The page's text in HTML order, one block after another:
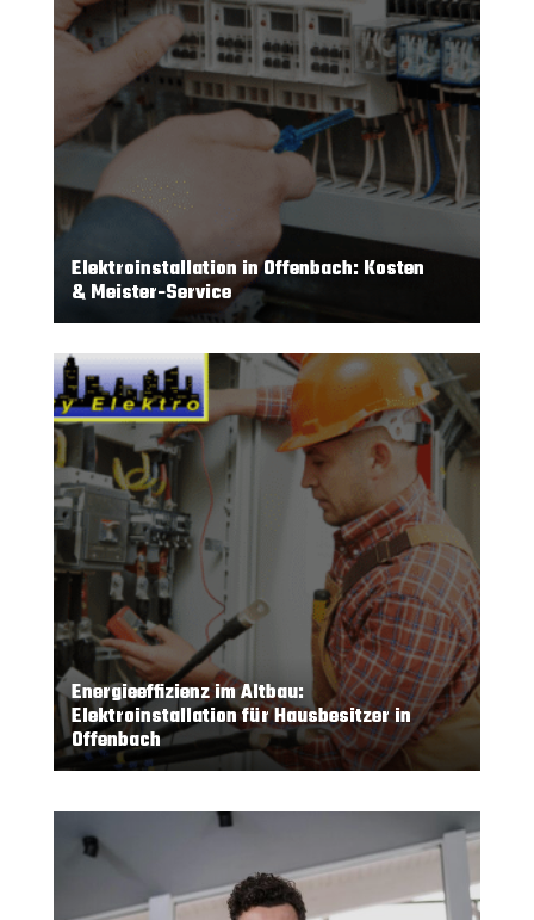
Elektroinstallation in Offenbach: Kosten
& Meister-Service
Energieeffizienz im Altbau:
Elektroinstallation für Hausbesitzer in
Offenbach